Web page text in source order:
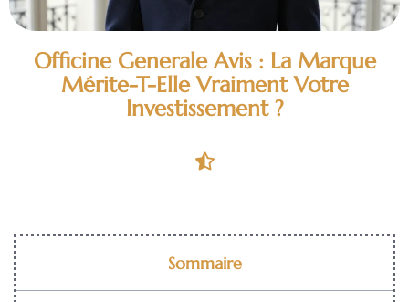
Officine Generale Avis : La Marque
Mérite-T-Elle Vraiment Votre
Investissement ?
Sommaire